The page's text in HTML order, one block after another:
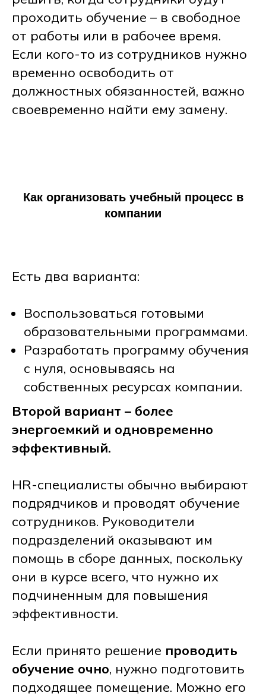
проходить обучение – в свободное
от работы или в рабочее время.
Если кого-то из сотрудников нужно
временно освободить от
должностных обязанностей, важно
своевременно найти ему замену.
Как организовать учебный процесс в
компании
Есть два варианта:
Воспользоваться готовыми
образовательными программами.
Разработать программу обучения
с нуля, основываясь на
собственных ресурсах компании.
Второй вариант – более
энергоемкий и одновременно
эффективный.
HR-специалисты обычно выбирают
подрядчиков и проводят обучение
сотрудников. Руководители
подразделений оказывают им
помощь в сборе данных, поскольку
они в курсе всего, что нужно их
подчиненным для повышения
эффективности.
Если принято решение проводить
обучение очно, нужно подготовить
подходящее помещение. Можно его